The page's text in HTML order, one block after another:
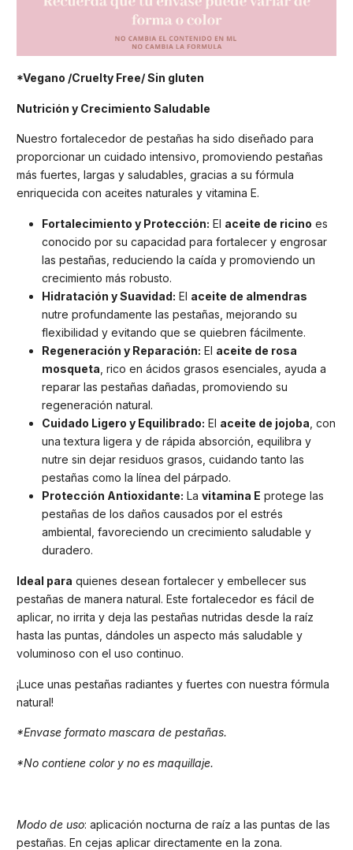
*Vegano /Cruelty Free/ Sin gluten
Nutrición y Crecimiento Saludable
Nuestro fortalecedor de pestañas ha sido diseñado para
proporcionar un cuidado intensivo, promoviendo pestañas
más fuertes, largas y saludables, gracias a su fórmula
enriquecida con aceites naturales y vitamina E.
Fortalecimiento y Protección: El aceite de ricino es
conocido por su capacidad para fortalecer y engrosar
las pestañas, reduciendo la caída y promoviendo un
crecimiento más robusto.
Hidratación y Suavidad: El aceite de almendras
nutre profundamente las pestañas, mejorando su
flexibilidad y evitando que se quiebren fácilmente.
Regeneración y Reparación: El aceite de rosa
mosqueta , rico en ácidos grasos esenciales, ayuda a
reparar las pestañas dañadas, promoviendo su
regeneración natural.
Cuidado Ligero y Equilibrado: El aceite de jojoba , con
una textura ligera y de rápida absorción, equilibra y
nutre sin dejar residuos grasos, cuidando tanto las
pestañas como la línea del párpado.
Protección Antioxidante: La vitamina E protege las
pestañas de los daños causados por el estrés
ambiental, favoreciendo un crecimiento saludable y
duradero.
Ideal para quienes desean fortalecer y embellecer sus
pestañas de manera natural. Este fortalecedor es fácil de
aplicar, no irrita y deja las pestañas nutridas desde la raíz
hasta las puntas, dándoles un aspecto más saludable y
voluminoso con el uso continuo.
¡Luce unas pestañas radiantes y fuertes con nuestra fórmula
natural!
*Envase formato mascara de pestañas.
*No contiene color y no es maquillaje.
Modo de uso: aplicación nocturna de raíz a las puntas de las
pestañas. En cejas aplicar directamente en la zona.